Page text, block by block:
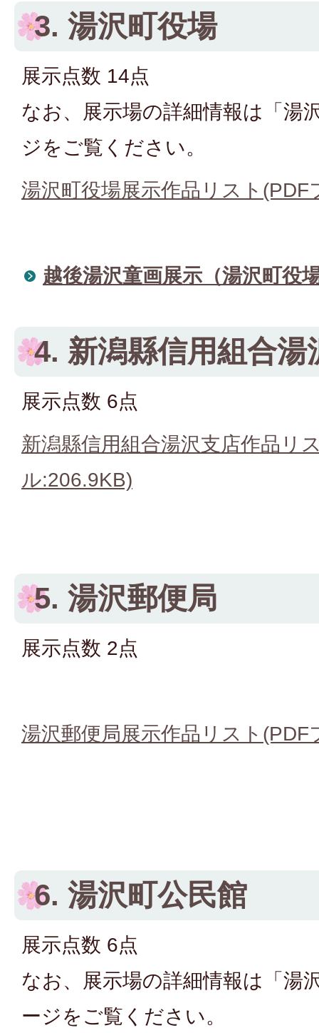
3. 湯沢町役場
展示点数 14点
なお、展示場の詳細情報は「湯
ジをご覧ください。
湯沢町役場展示作品リスト(PDF
越後湯沢童画展示（湯沢町役
4. 新潟縣信用組合湯
展示点数 6点
新潟縣信用組合湯沢支店作品リ
ル:206.9KB)
5. 湯沢郵便局
展示点数 2点
湯沢郵便局展示作品リスト
6. 湯沢町公民館
展示点数 6点
なお、展示場の詳細情報は「湯
ージをご覧ください。